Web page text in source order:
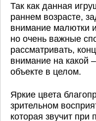
Так как данная
раннем возрасте,
внимание малютки
но очень важные
рассматривать,
внимание на какой
объекте в целом.
Яркие цвета
зрительном
которая звучит при